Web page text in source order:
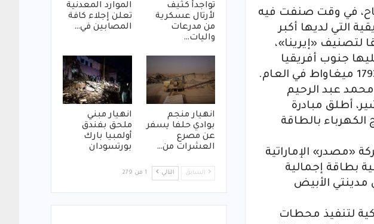
في وقت صنفت فيه
التي لديها أكبر
لتصنيف «إيرينا»،
بقدرة 4188 ميغاواط سنويا، تليها جنوب أفريقيا
عبد الرحيم
أطلق مبادرة
بالطاقة
«مصدر» الإماراتية
بطاقة إجمالية
مدينتي الأبيض
لتنفيذ محطات
تواجدأ كثيف
لأرتال عسكرية
من مدرعات
واليات…
الموارد المعدنية
تعلن إجلاء كافة
المصابين في…
انهيار منجم
بوادي حلفا يسفر
عن مصرع
العشرات من…
انهيار مبني
ملحق بفندق
أولمبيا بارك
بورتسودان
السابق التالي 1 من 279